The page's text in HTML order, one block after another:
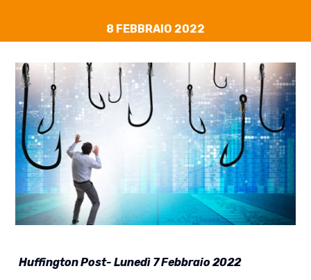
8 FEBBRAIO 2022
Huffington Post-Lunedì 7 Febbraio 2022